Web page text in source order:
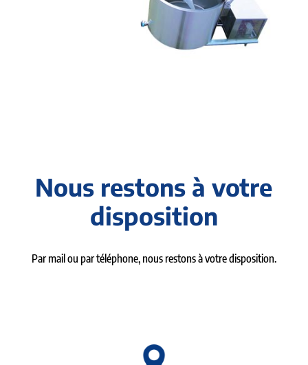
Nous restons à votre
disposition
Par mail ou par téléphone, nous restons à votre disposition.